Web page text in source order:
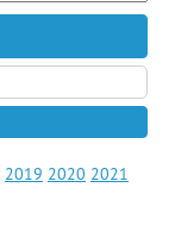
2019 2020 2021